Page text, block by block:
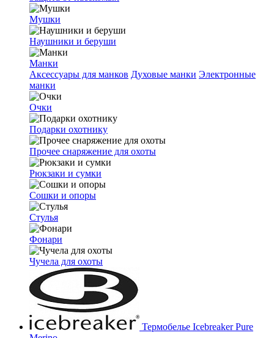
Мушки
Наушники и беруши
Манки
Аксессуары для манков Духовые манки Электронные
манки
Очки
Подарки охотнику
Прочее снаряжение для охоты
Рюкзаки и сумки
Сошки и опоры
Стулья
Фонари
Чучела для охоты
Термобелье Icebreaker Pure